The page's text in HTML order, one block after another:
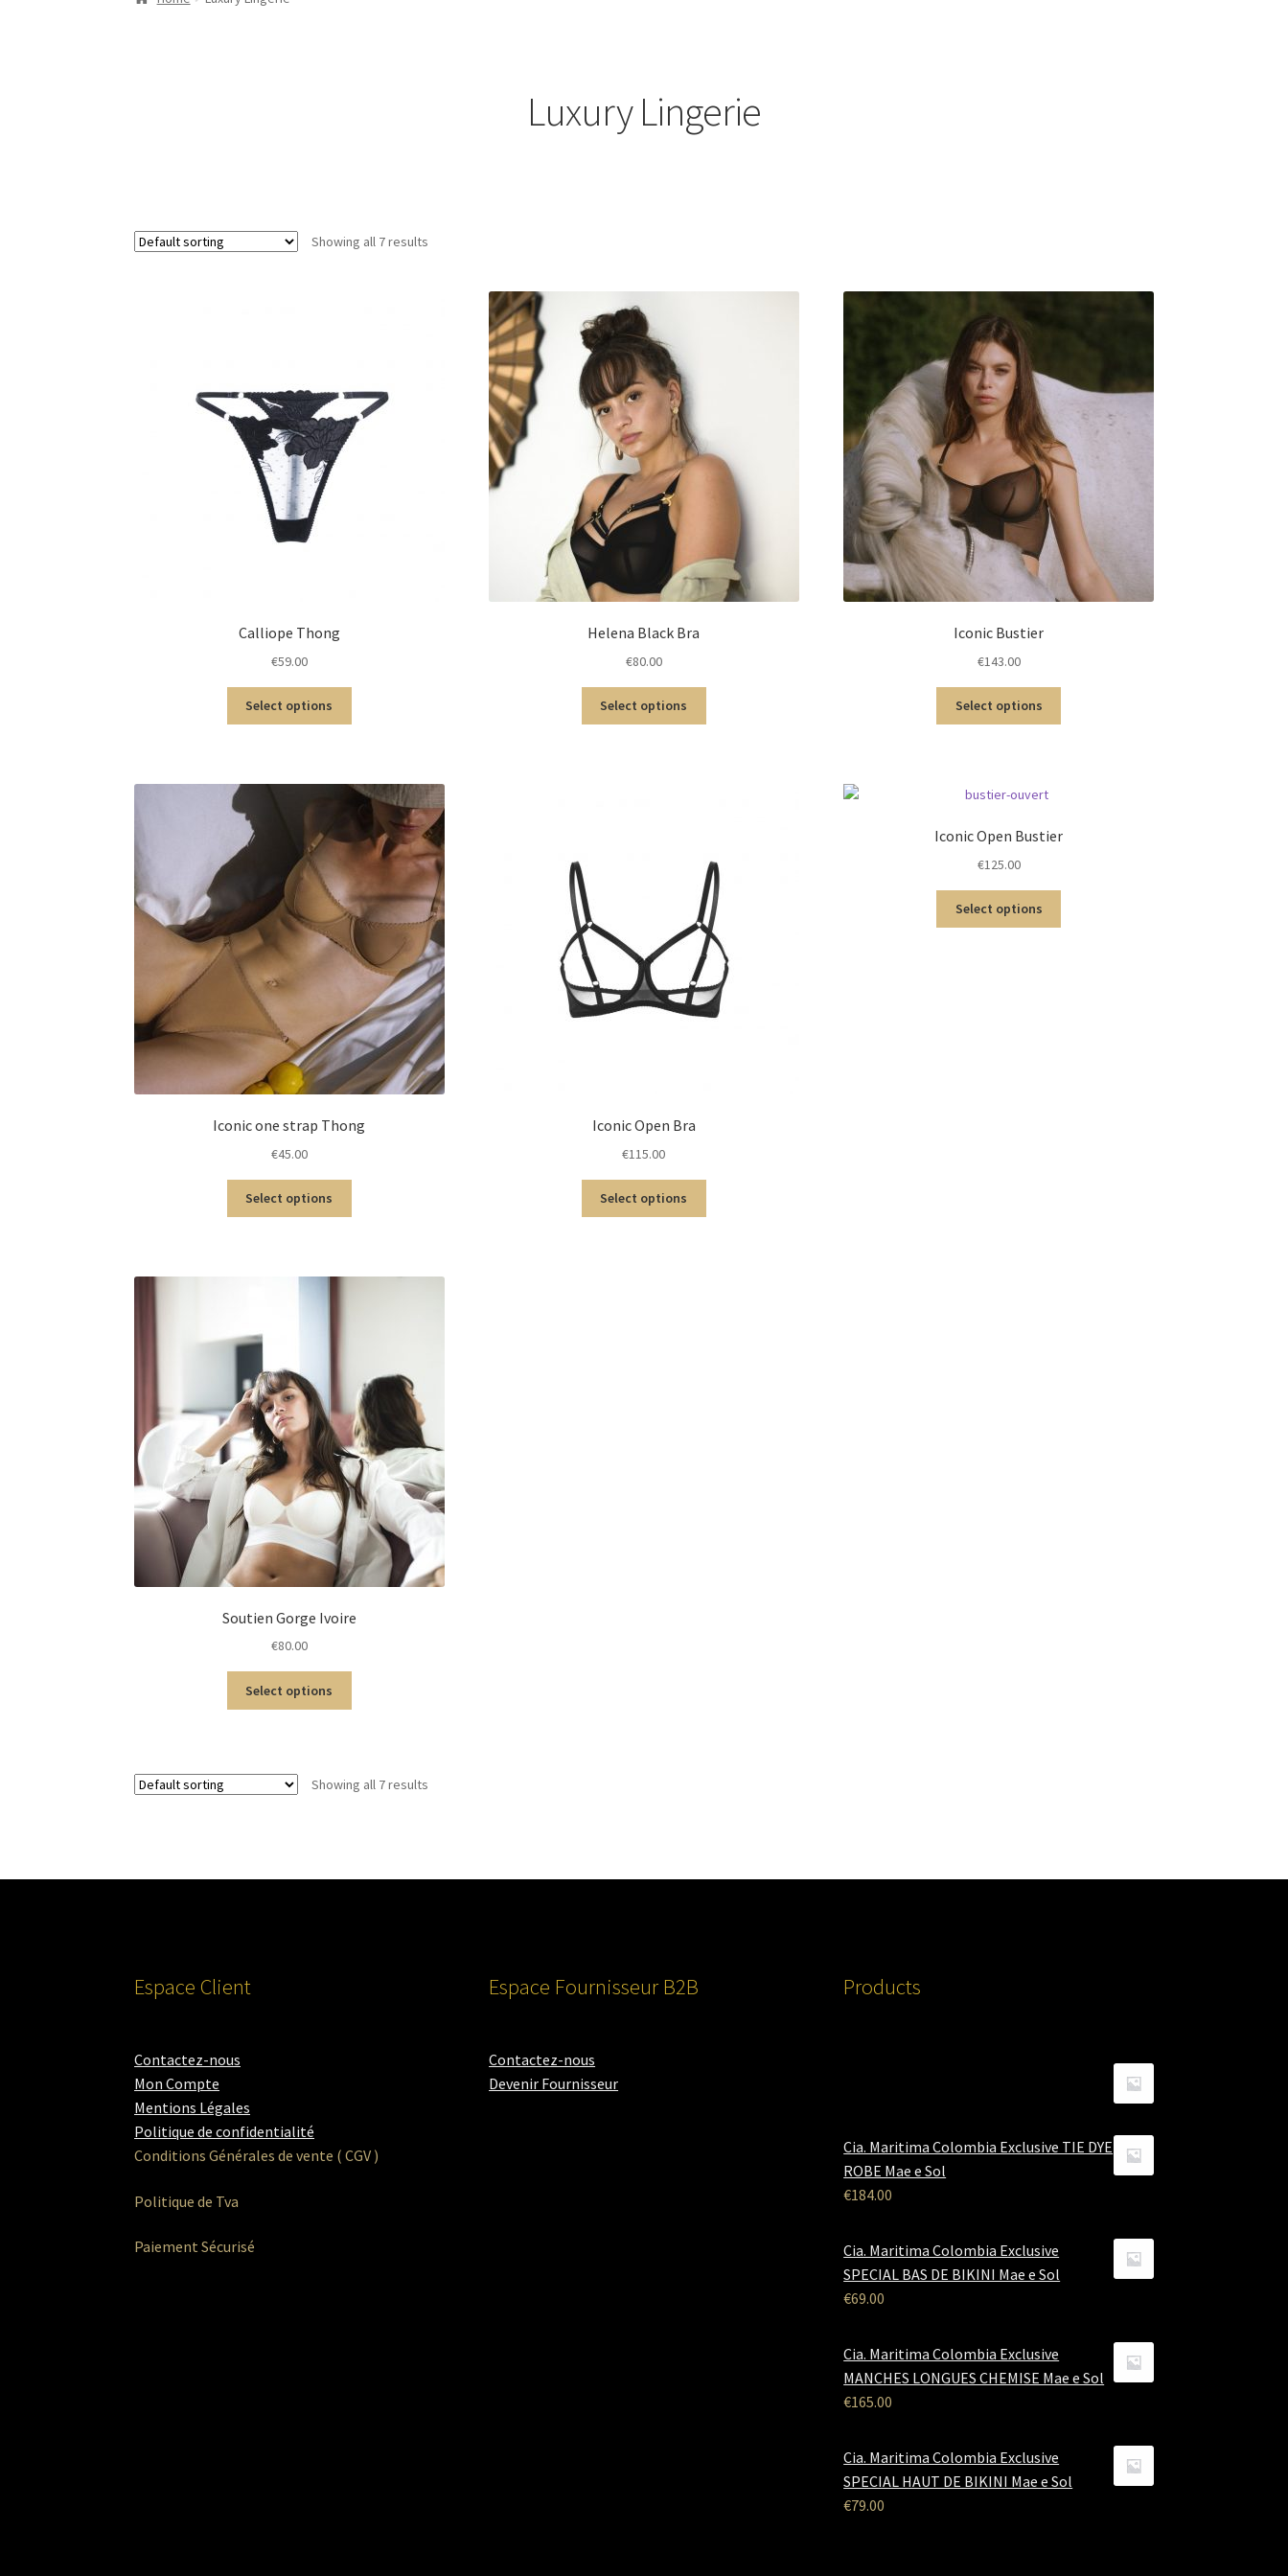
Luxury Lingerie
Showing all 7 results
Calliope Thong
€59.00
Select options
Helena Black Bra
€80.00
Select options
Iconic Bustier
€143.00
Select options
Iconic one strap Thong
€45.00
Select options
Iconic Open Bra
€115.00
Select options
Iconic Open Bustier
€125.00
Select options
Soutien Gorge Ivoire
€80.00
Select options
Showing all 7 results
Espace Client
Contactez-nous
Mon Compte
Mentions Légales
Politique de confidentialité
Conditions Générales de vente ( CGV )
Politique de Tva
Paiement Sécurisé
Espace Fournisseur B2B
Contactez-nous
Devenir Fournisseur
Products
Cia. Maritima Colombia Exclusive TIE DYE
ROBE Mae e Sol
€184.00
Cia. Maritima Colombia Exclusive
SPECIAL BAS DE BIKINI Mae e Sol
€69.00
Cia. Maritima Colombia Exclusive
MANCHES LONGUES CHEMISE Mae e Sol
€165.00
Cia. Maritima Colombia Exclusive
SPECIAL HAUT DE BIKINI Mae e Sol
€79.00